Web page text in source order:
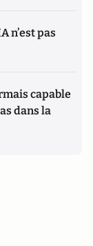
n’est pas
capable
dans la